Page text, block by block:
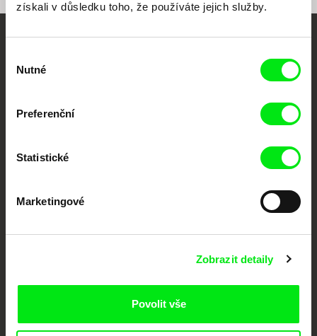
získali v důsledku toho, že používáte jejich služby.
souhlasu
Nutné
Preferenční
Statistické
Marketingové
Zobrazit detaily
Povolit vše
posouvat hranice dokumentárního filmu, propagovat jeho rozmanitost a